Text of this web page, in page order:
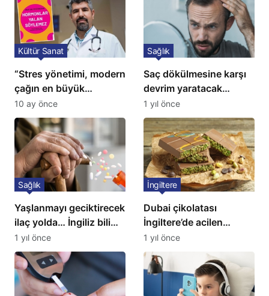
“Stres yönetimi, modern
çağın en büyük
tedavisidir”
Kültür Sanat
10 ay önce
Saç dökülmesine karşı
devrim yaratacak
çözüm: Ne ilaç ne saç
ekimi gerekiyor
Sağlık
1 yıl önce
Yaşlanmayı geciktirecek
ilaç yolda… İngiliz bilim
insanları açıkladı!
Sağlık
1 yıl önce
Dubai çikolatası
İngiltere’de acilen
toplatılıyor
İngiltere
1 yıl önce